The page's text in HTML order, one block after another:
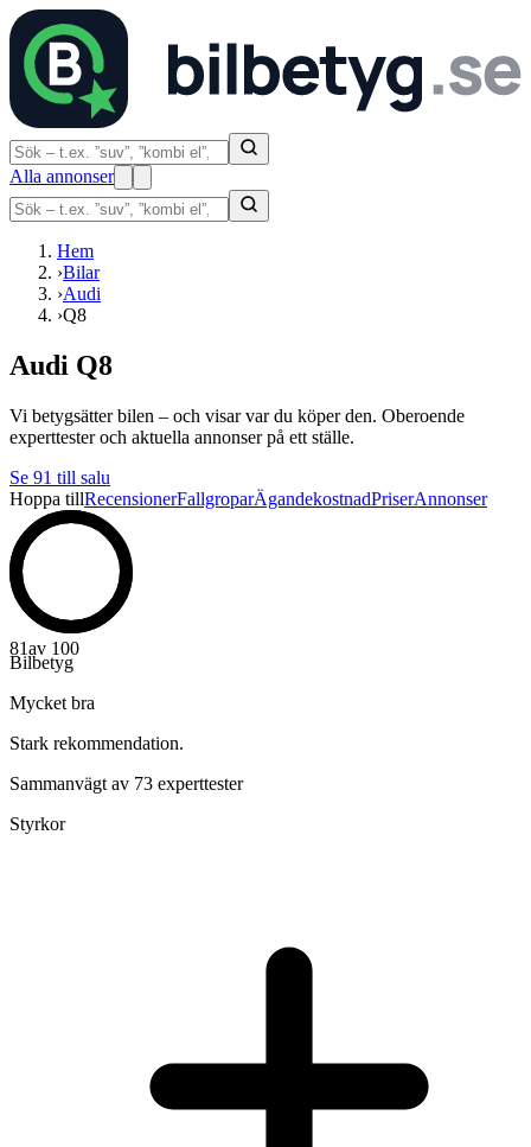
Alla annonser
Hem
›Bilar
›Audi
›Q8
Audi Q8
Vi betygsätter bilen – och visar var du köper den. Oberoende
experttester och aktuella annonser på ett ställe.
Se 91 till salu
Hoppa tillRecensionerFallgroparÄgandekostnadPriserAnnonser
81av 100
Bilbetyg
Mycket bra
Stark rekommendation.
Sammanvägt av 73 experttester
Styrkor